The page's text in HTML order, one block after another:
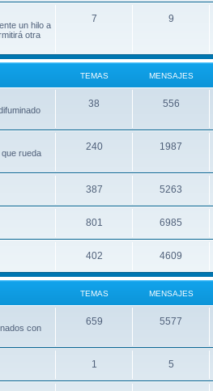
un hilo a
otra
7 9
TEMAS MENSAJES
38 556
rueda
240 1987
387 5263
801 6985
402 4609
TEMAS MENSAJES
con
659 5577
1 5